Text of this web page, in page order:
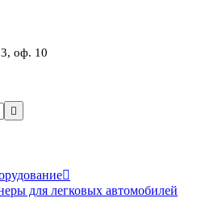
оф. 10


для легковых автомобилей